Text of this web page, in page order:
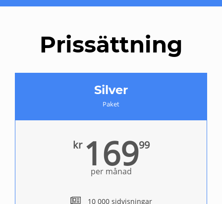
Prissättning
Silver
Paket
kr 16999
per månad
10 000 sidvisningar